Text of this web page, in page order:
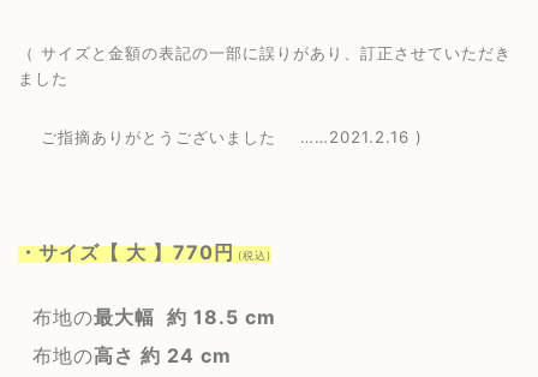
（ サイズと金額の表記の一部に誤りがあり、訂正させていただき
ました
ご指摘ありがとうございました ……2021.2.16 )
・サイズ【 大 】770円 (税込)
布地の最大幅 約 18.5 cm
布地の高さ 約 24 cm